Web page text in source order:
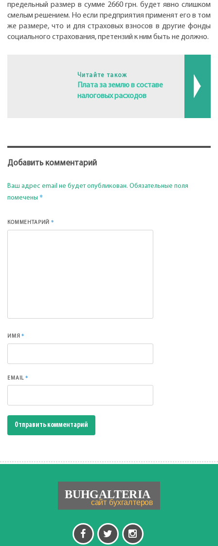
предельный размер в сумме 2660 грн. будет явно слишком
смелым решением. Но если предприятия применят его в том
же размере, что и для страховых взносов в другие фонды
социального страхования, претензий к ним быть не должно.
Читайте також
Плата за землю в составе
налоговых расходов
Добавить комментарий
Ваш адрес email не будет опубликован. Обязательные поля
помечены *
КОММЕНТАРИЙ*
ИМЯ*
EMAIL*